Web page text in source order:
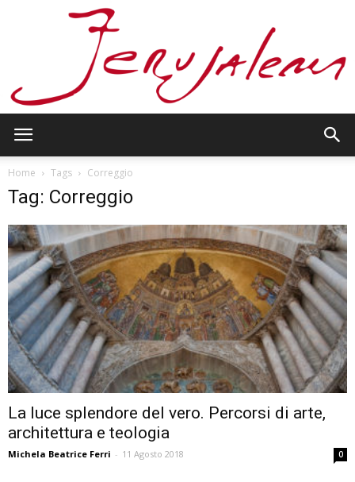
Home Tags Correggio
Tag: Correggio
La luce splendore del vero. Percorsi di arte,
architettura e teologia
Michela Beatrice Ferri - 11 Agosto 2018 0